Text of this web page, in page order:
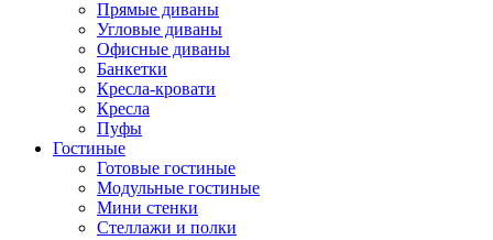
Прямые диваны
Угловые диваны
Офисные диваны
Банкетки
Кресла-кровати
Кресла
Пуфы
Гостиные
Готовые гостиные
Модульные гостиные
Мини стенки
Стеллажи и полки